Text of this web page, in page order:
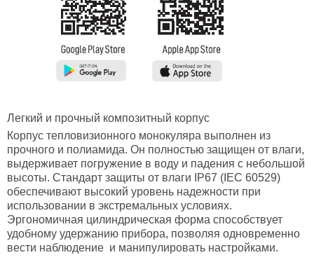
Легкий и прочный композитный корпус
Корпус тепловизионного монокуляра выполнен из
прочного и полиамида. Он полностью защищен от влаги,
выдерживает погружение в воду и падения с небольшой
высоты. Стандарт защиты от влаги IP67 (IEC 60529)
обеспечивают высокий уровень надежности при
использовании в экстремальных условиях.
Эргономичная цилиндрическая форма способствует
удобному удержанию прибора, позволяя одновременно
вести наблюдение и манипулировать настройками.